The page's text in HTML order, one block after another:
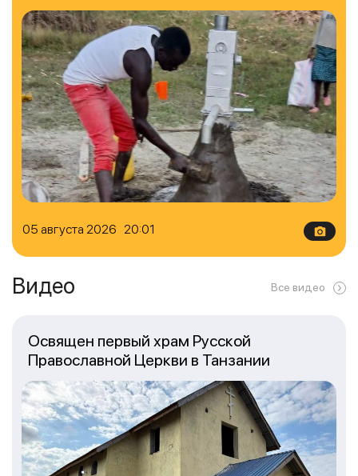
05 августа 2026 20:01
Видео Все видео
Освящен первый храм Русской
Православной Церкви в Танзании